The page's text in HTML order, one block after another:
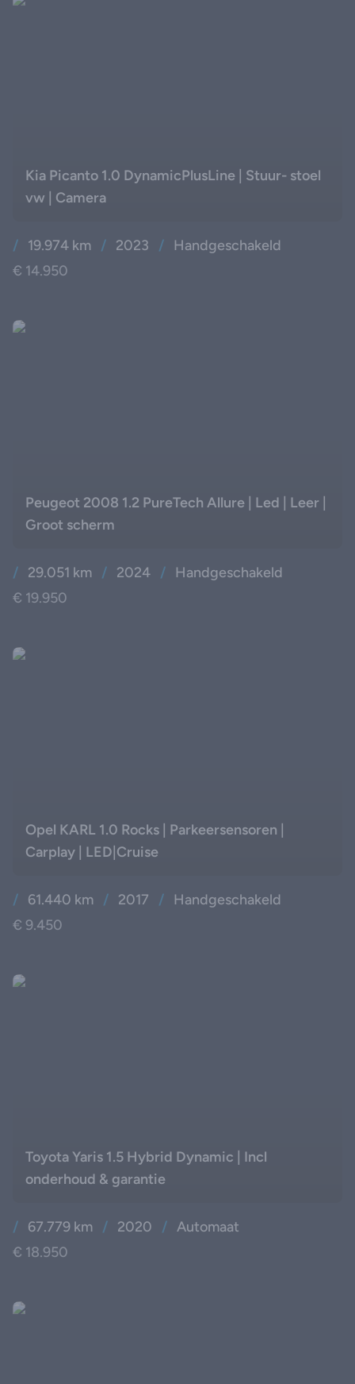
/ 19.974 km / 2023 / Handgeschakeld
€ 14.950
Kia Picanto 1.0 DynamicPlusLine | Stuur- stoel
vw | Camera
/ 29.051 km / 2024 / Handgeschakeld
€ 19.950
Peugeot 2008 1.2 PureTech Allure | Led | Leer |
Groot scherm
/ 61.440 km / 2017 / Handgeschakeld
€ 9.450
Opel KARL 1.0 Rocks | Parkeersensoren |
Carplay | LED|Cruise
/ 67.779 km / 2020 / Automaat
€ 18.950
Toyota Yaris 1.5 Hybrid Dynamic | Incl
onderhoud & garantie